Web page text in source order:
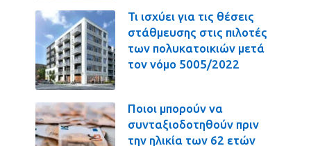
Τι ισχύει για τις θέσεις
στάθμευσης στις πιλοτές
των πολυκατοικιών μετά
τον νόμο 5005/2022
Ποιοι μπορούν να
συνταξιοδοτηθούν πριν
την ηλικία των 62 ετών